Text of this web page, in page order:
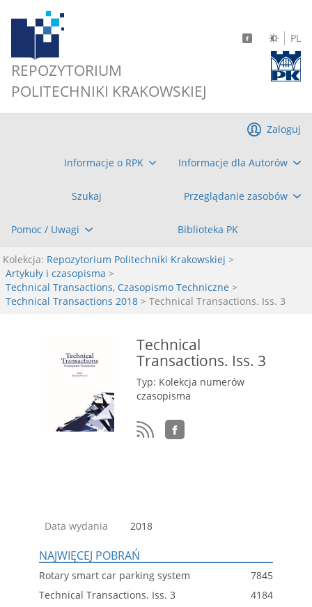
REPOZYTORIUM
POLITECHNIKI KRAKOWSKIEJ
PL
Informacje o RPK Informacje dla Autorów
Szukaj Przeglądanie zasobów
Pomoc / Uwagi Biblioteka PK
Zaloguj
Kolekcja: Repozytorium Politechniki Krakowskiej >
Artykuły i czasopisma >
Technical Transactions, Czasopismo Techniczne >
Technical Transactions 2018 > Technical Transactions. Iss. 3
Technical
Transactions. Iss. 3
Typ: Kolekcja numerów
czasopisma
Data wydania 2018
NAJWIĘCEJ POBRAŃ
Rotary smart car parking system
7845
Technical Transactions. Iss. 3
4184